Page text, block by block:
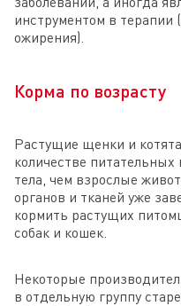
инструментом в терапии
ожирения).
Корма по возрасту
Растущие щенки и
количестве
тела, чем взрослые
органов и тканей уже
кормить растущих
собак и кошек.
Некоторые
в отдельную группу